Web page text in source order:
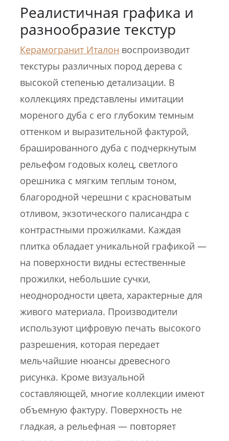
Реалистичная графика и
разнообразие текстур
Керамогранит Италон воспроизводит
текстуры различных пород дерева с
высокой степенью детализации. В
коллекциях представлены имитации
мореного дуба с его глубоким темным
оттенком и выразительной фактурой,
брашированного дуба с подчеркнутым
рельефом годовых колец, светлого
орешника с мягким теплым тоном,
благородной черешни с красноватым
отливом, экзотического палисандра с
контрастными прожилками. Каждая
плитка обладает уникальной графикой —
на поверхности видны естественные
прожилки, небольшие сучки,
неоднородности цвета, характерные для
живого материала. Производители
используют цифровую печать высокого
разрешения, которая передает
мельчайшие нюансы древесного
рисунка. Кроме визуальной
составляющей, многие коллекции имеют
объемную фактуру. Поверхность не
гладкая, а рельефная — повторяет